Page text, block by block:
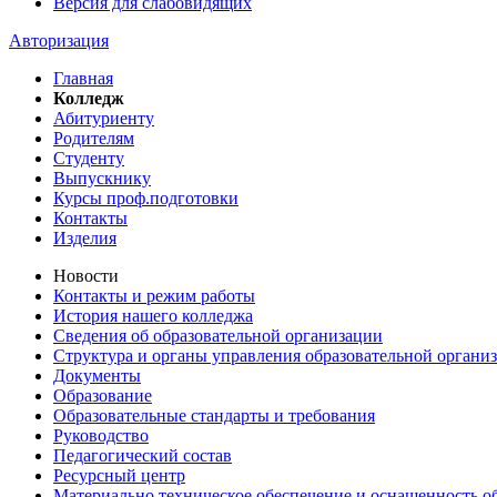
Авторизация
Главная
Колледж
Абитуриенту
Родителям
Студенту
Выпускнику
Курсы проф.подготовки
Контакты
Изделия
Новости
Контакты и режим работы
История нашего колледжа
Сведения об образовательной организации
Структура и органы управления образовательной
Документы
Образование
Образовательные стандарты и требования
Руководство
Педагогический состав
Ресурсный центр